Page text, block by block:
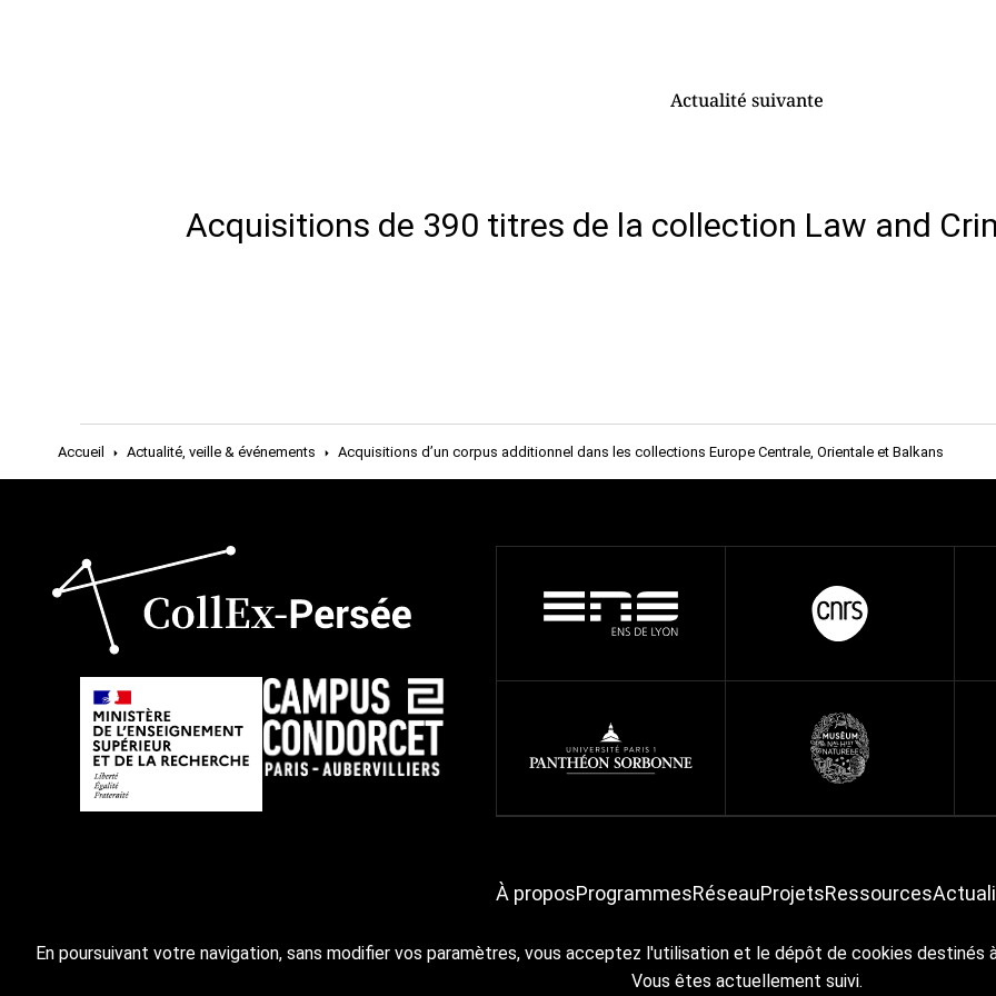
Actualité suivante
Acquisitions de 390 titres de la collection Law and
Accueil Actualité, veille & événements Acquisitions d’un corpus additionnel dans les collections Europe Centrale, Orientale et Balkans
À proposProgrammesRéseauProjetsRessources
À proposCrédits & mentions légales AccessibilitéRGPD
En poursuivant votre navigation, sans modifier vos paramètres, vous acceptez l'utilisation et le dépôt de cookies
Vous êtes actuellement suivi.